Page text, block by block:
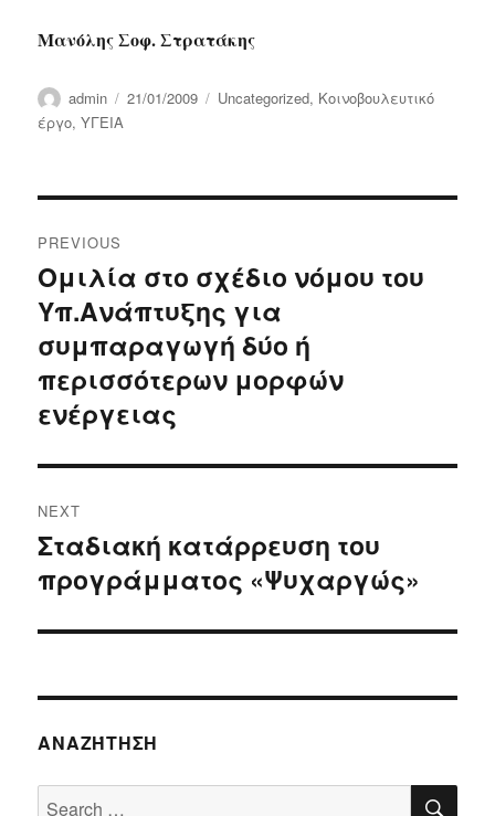
Μανόλης Σοφ. Στρατάκης
Author
admin
Posted
21/01/2009 Categories
Uncategorized, Κοινοβουλευτικό
έργο,ΥΓΕΙΑ
navigation
PREVIOUS
Previous
post:
Ομιλία στο σχέδιο νόμου του
Υπ.Ανάπτυξης για
συμπαραγωγή δύο ή
περισσότερων μορφών
ενέργειας
NEXT
Next
post:
Σταδιακή κατάρρευση του
προγράμματος «Ψυχαργώς»
ΑΝΑΖΉΤΗΣΗ
Search